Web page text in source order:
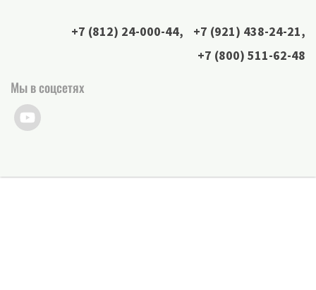
+7 (812) 24-000-44, +7 (921) 438-24-21,
+7 (800) 511-62-48
Мы в соцсетях